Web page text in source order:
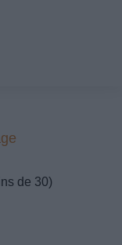
de 30)